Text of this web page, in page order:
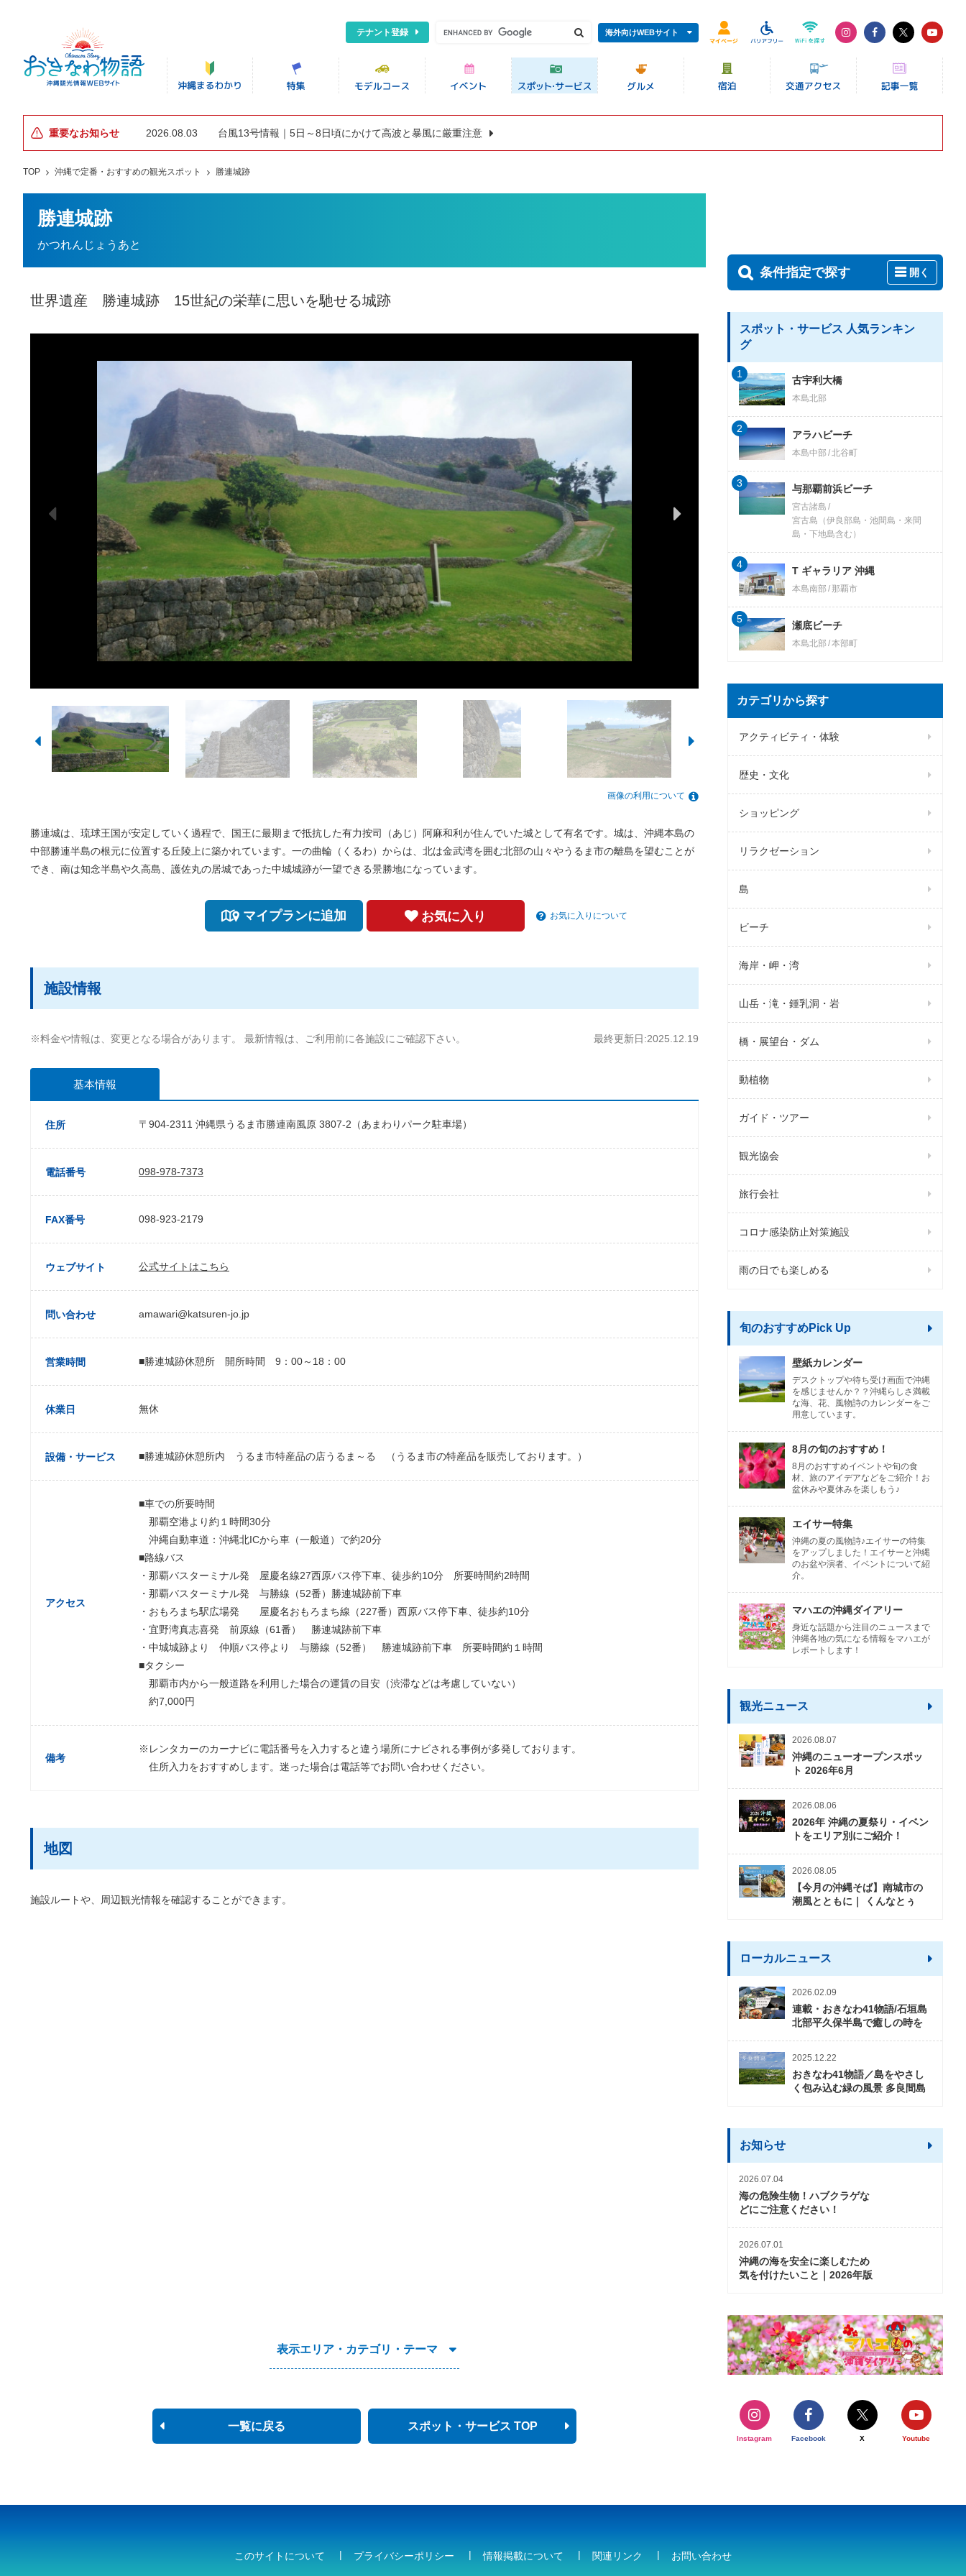
テナント登録 海外向けWEBサイト
重要なお知らせ 2026.08.03 台風13号情報｜5日～8日頃にかけて高波と暴風に厳重注意
TOP 沖縄で定番・おすすめの観光スポット 勝連城跡
勝連城跡
かつれんじょうあと
世界遺産 勝連城跡 15世紀の栄華に思いを馳せる城跡
画像の利用について
勝連城は、琉球王国が安定していく過程で、国王に最期まで抵抗した有力按司（あじ）阿麻和利が住んでいた城として有名です。城は、沖縄本島の
中部勝連半島の根元に位置する丘陵上に築かれています。一の曲輪（くるわ）からは、北は金武湾を囲む北部の山々やうるま市の離島を望むことが
でき、南は知念半島や久高島、護佐丸の居城であった中城城跡が一望できる景勝地になっています。
マイプランに追加 お気に入り お気に入りについて
施設情報
※料金や情報は、変更となる場合があります。 最新情報は、ご利用前に各施設にご確認下さい。 最終更新日:2025.12.19
基本情報
住所 〒904-2311 沖縄県うるま市勝連南風原 3807-2（あまわりパーク駐車場）
電話番号 098-978-7373
FAX番号 098-923-2179
ウェブサイト 公式サイトはこちら
問い合わせ amawari@katsuren-jo.jp
営業時間 ■勝連城跡休憩所 開所時間 9：00～18：00
休業日 無休
設備・サービス ■勝連城跡休憩所内 うるま市特産品の店うるま～る （うるま市の特産品を販売しております。）
アクセス
■車での所要時間
那覇空港より約１時間30分
沖縄自動車道：沖縄北ICから車（一般道）で約20分
■路線バス
・那覇バスターミナル発 屋慶名線27西原バス停下車、徒歩約10分 所要時間約2時間
・那覇バスターミナル発 与勝線（52番）勝連城跡前下車
・おもろまち駅広場発 屋慶名おもろまち線（227番）西原バス停下車、徒歩約10分
・宜野湾真志喜発 前原線（61番） 勝連城跡前下車
・中城城跡より 仲順バス停より 与勝線（52番） 勝連城跡前下車 所要時間約１時間
■タクシー
那覇市内から一般道路を利用した場合の運賃の目安（渋滞などは考慮していない）
約7,000円
備考
※レンタカーのカーナビに電話番号を入力すると違う場所にナビされる事例が多発しております。
住所入力をおすすめします。迷った場合は電話等でお問い合わせください。
地図
施設ルートや、周辺観光情報を確認することができます。
表示エリア・カテゴリ・テーマ
一覧に戻る スポット・サービス TOP
条件指定で探す 開く
スポット・サービス 人気ランキン
グ
古宇利大橋
本島北部
1
アラハビーチ
本島中部 北谷町
2
与那覇前浜ビーチ
宮古諸島
宮古島（伊良部島・池間島・来間
島・下地島含む）
3
T ギャラリア 沖縄
本島南部 那覇市
4
瀬底ビーチ
本島北部 本部町
5
カテゴリから探す
アクティビティ・体験
歴史・文化
ショッピング
リラクゼーション
島
ビーチ
海岸・岬・湾
山岳・滝・鍾乳洞・岩
橋・展望台・ダム
動植物
ガイド・ツアー
観光協会
旅行会社
コロナ感染防止対策施設
雨の日でも楽しめる
旬のおすすめPick Up
壁紙カレンダー
デスクトップや待ち受け画面で沖縄
を感じませんか？？沖縄らしさ満載
な海、花、風物詩のカレンダーをご
用意しています。
8月の旬のおすすめ！
8月のおすすめイベントや旬の食
材、旅のアイデアなどをご紹介！お
盆休みや夏休みを楽しもう♪
エイサー特集
沖縄の夏の風物詩♪エイサーの特集
をアップしました！エイサーと沖縄
のお盆や演者、イベントについて紹
介。
マハエの沖縄ダイアリー
身近な話題から注目のニュースまで
沖縄各地の気になる情報をマハエが
レポートします！
観光ニュース
2026.08.07
沖縄のニューオープンスポッ
ト 2026年6月
2026.08.06
2026年 沖縄の夏祭り・イベン
トをエリア別にご紹介！
2026.08.05
【今月の沖縄そば】南城市の
潮風とともに｜ くんなとぅ
ローカルニュース
2026.02.09
連載・おきなわ41物語/石垣島
北部平久保半島で癒しの時を
2025.12.22
おきなわ41物語／島をやさし
く包み込む緑の風景 多良間島
お知らせ
2026.07.04
海の危険生物！ハブクラゲな
どにご注意ください！
2026.07.01
沖縄の海を安全に楽しむため
気を付けたいこと｜2026年版
Instagram Facebook X Youtube
このサイトについて プライバシーポリシー 情報掲載について 関連リンク お問い合わせ